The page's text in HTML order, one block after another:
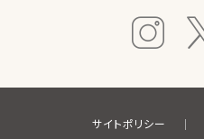
サイトポリシー